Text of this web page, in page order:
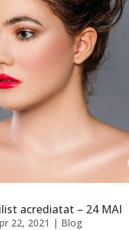
acrediatat – 24 MAI
22, 2021 | Blog